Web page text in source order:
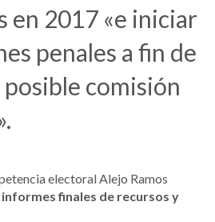
en 2017 «e iniciar
penales a fin de
comisión
electoral Alejo Ramos
finales de recursos y